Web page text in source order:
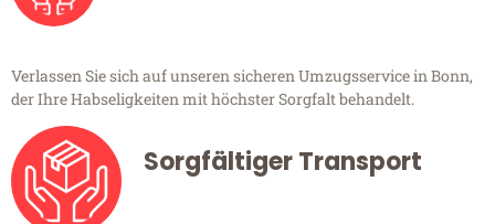
Verlassen Sie sich auf unseren sicheren Umzugsservice in Bonn,
der Ihre Habseligkeiten mit höchster Sorgfalt behandelt.
Sorgfältiger Transport